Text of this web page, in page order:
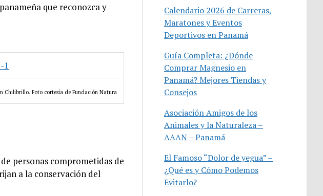
que reconozca y
Chilibrillo. Foto cortesía de Fundación Natura
personas comprometidas de
a la conservación del
Calendario 2026 de Carreras,
Maratones y Eventos
Deportivos en Panamá
Guía Completa: ¿Dónde
Comprar Magnesio en
Panamá? Mejores Tiendas y
Consejos
Asociación Amigos de los
Animales y la Naturaleza –
AAAN – Panamá
El Famoso “Dolor de yegua” –
¿Qué es y Cómo Podemos
Evitarlo?